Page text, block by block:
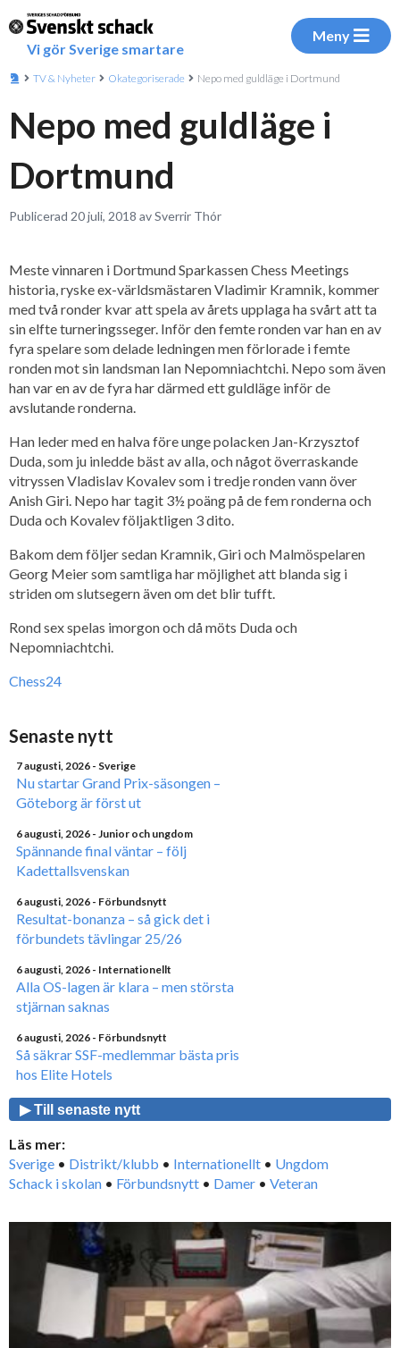
Vi gör Sverige smartare
Meny
TV & Nyheter Okategoriserade Nepo med guldläge i Dortmund
Nepo med guldläge i
Dortmund
Publicerad 20 juli, 2018 av Sverrir Thór
Meste vinnaren i Dortmund Sparkassen Chess Meetings
historia, ryske ex-världsmästaren Vladimir Kramnik, kommer
med två ronder kvar att spela av årets upplaga ha svårt att ta
sin elfte turneringsseger. Inför den femte ronden var han en av
fyra spelare som delade ledningen men förlorade i femte
ronden mot sin landsman Ian Nepomniachtchi. Nepo som även
han var en av de fyra har därmed ett guldläge inför de
avslutande ronderna.
Han leder med en halva före unge polacken Jan-Krzysztof
Duda, som ju inledde bäst av alla, och något överraskande
vitryssen Vladislav Kovalev som i tredje ronden vann över
Anish Giri. Nepo har tagit 3½ poäng på de fem ronderna och
Duda och Kovalev följaktligen 3 dito.
Bakom dem följer sedan Kramnik, Giri och Malmöspelaren
Georg Meier som samtliga har möjlighet att blanda sig i
striden om slutsegern även om det blir tufft.
Rond sex spelas imorgon och då möts Duda och
Nepomniachtchi.
Chess24
Senaste nytt
7 augusti, 2026 - Sverige
Nu startar Grand Prix-säsongen –
Göteborg är först ut
6 augusti, 2026 - Junior och ungdom
Spännande final väntar – följ
Kadettallsvenskan
6 augusti, 2026 - Förbundsnytt
Resultat-bonanza – så gick det i
förbundets tävlingar 25/26
6 augusti, 2026 - Internationellt
Alla OS-lagen är klara – men största
stjärnan saknas
6 augusti, 2026 - Förbundsnytt
Så säkrar SSF-medlemmar bästa pris
hos Elite Hotels
▶ Till senaste nytt
Läs mer:
Sverige • Distrikt/klubb • Internationellt • Ungdom
Schack i skolan • Förbundsnytt • Damer • Veteran